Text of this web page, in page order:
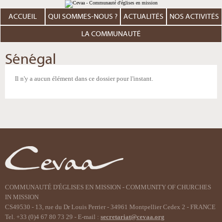
au
contenu.
Aller
personnels
ACCUEIL QUI SOMMES-NOUS ? ACTUALITÉS NOS ACTIVITÉS
LA COMMUNAUTÉ
Sénégal
Il n'y a aucun élément dans ce dossier pour l'instant.
COMMUNAUTÉ D'ÉGLISES EN MISSION - COMMUNITY OF CHURCHES
IN MISSION
CS49530 - 13, rue du Dr Louis Perrier - 34961 Montpellier Cedex 2 - FRANCE
Tel. +33 (0)4 67 80 73 29 - E-mail : secretariat@cevaa.org